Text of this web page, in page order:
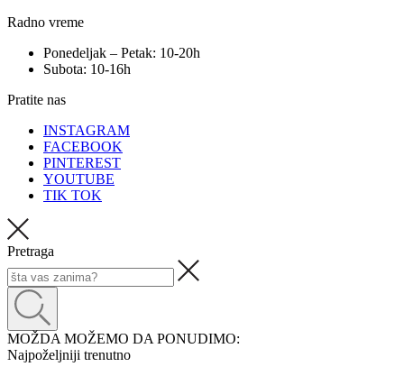
Radno vreme
Ponedeljak – Petak: 10-20h
Subota: 10-16h
Pratite nas
INSTAGRAM
FACEBOOK
PINTEREST
YOUTUBE
TIK TOK
Pretraga
MOŽDA MOŽEMO DA PONUDIMO:
Najpoželjniji trenutno